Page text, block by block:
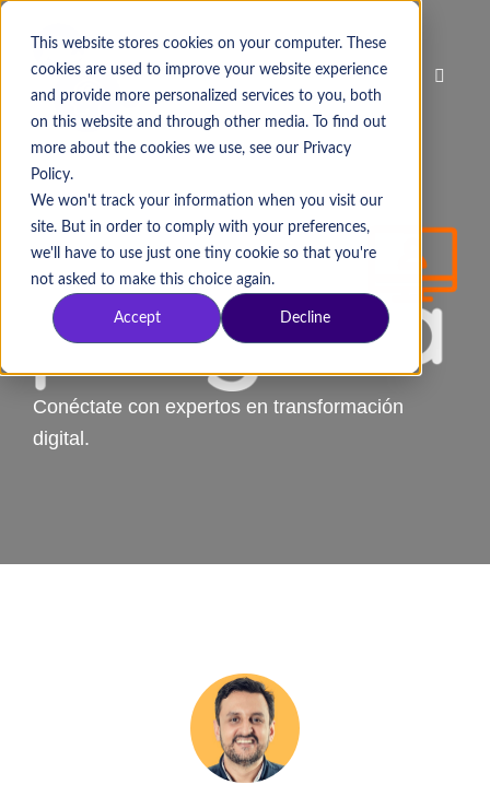
This website stores cookies on your computer. These
cookies are used to improve your website experience
and provide more personalized services to you, both
on this website and through other media. To find out
more about the cookies we use, see our Privacy
Policy.
We won't track your information when you visit our
site. But in order to comply with your preferences,
we'll have to use just one tiny cookie so that you're
not asked to make this choice again.
Accept Decline
Conéctate con expertos en transformación
digital.